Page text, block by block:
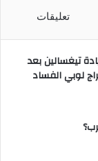
تعليقات
تيغسالين بعد
لوبي الفساد